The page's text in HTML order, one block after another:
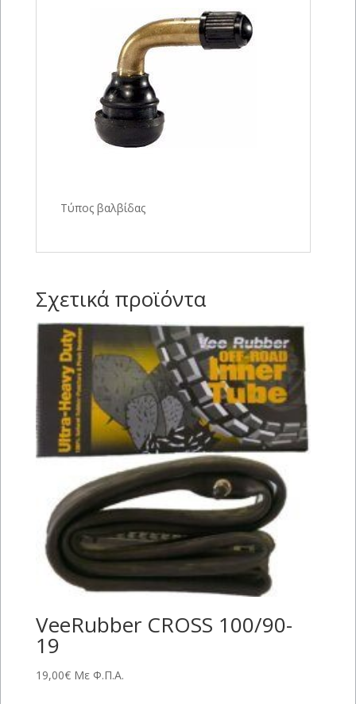
Τύπος βαλβίδας
Σχετικά προϊόντα
VeeRubber CROSS 100/90-
19
19,00€ Με Φ.Π.Α.